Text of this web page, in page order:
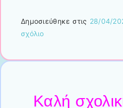
Δημοσιεύθηκε στις 28/04/
σχόλιο
Καλή